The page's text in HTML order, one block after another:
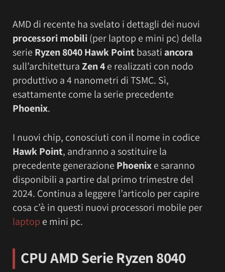
AMD di recente ha svelato i dettagli dei nuovi
processori mobili(per laptop e mini pc) della
serie Ryzen 8040 Hawk Point basati ancora
sull’architetturaZen 4e realizzati con nodo
produttivo a 4 nanometri di TSMC. Sì,
esattamente come la serie precedente
Phoenix.
I nuovi chip, conosciuti con il nome in codice
Hawk Point, andranno a sostituire la
precedente generazione Phoenixe saranno
disponibili a partire dal primo trimestre del
2024. Continua a leggere l’articolo per capire
cosa c’è in questi nuovi processori mobile per
laptop e mini pc.
CPU AMD Serie Ryzen 8040